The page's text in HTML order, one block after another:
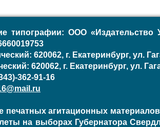
типографии: ООО
620062, г. Екатеринбург, ул.
620062, г. Екатеринбург, ул.
362-91-16
печатных агитационных
на выборах Губернатора